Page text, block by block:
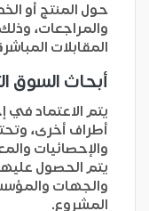
حول المنتج أو
والمراجعات،
المقابلات
أبحاث السوق
يتم الاعتماد في
أطراف أخرى،
والإحصائيات
يتم الحصول
والجهات
المشروع.